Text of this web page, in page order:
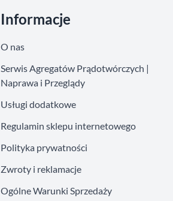
Informacje
O nas
Serwis Agregatów Prądotwórczych |
Naprawa i Przeglądy
Usługi dodatkowe
Regulamin sklepu internetowego
Polityka prywatności
Zwroty i reklamacje
Ogólne Warunki Sprzedaży